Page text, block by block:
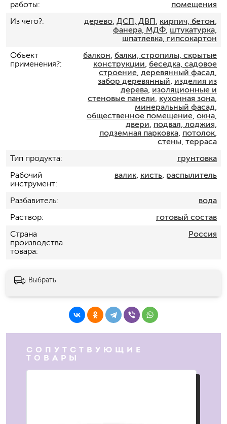
работы
помещения
Из чего?
дерево, ДСП, ДВП кирпич, бетон
фанера, МДФ, штукатурка,
шпатлевка, гипсокартон
Объект
применения?
балкон балки, стропилы, скрытые
конструкции беседка, садовое
строение, деревянный фасад
забор деревянный изделия из
дерева, изоляционные и
стеновые панели кухонная зона,
минеральный фасад
общественное помещение, окна,
двери подвал, лоджия,
подземная парковка, потолок,
стены терраса
Тип продукта
грунтовка
Рабочий
инструмент
валик, кисть, распылитель
Разбавитель
вода
Раствор
готовый состав
Страна
производства
товара
Россия
Выбрать
СОПУТСТВУЮЩИЕ
ТОВАРЫ